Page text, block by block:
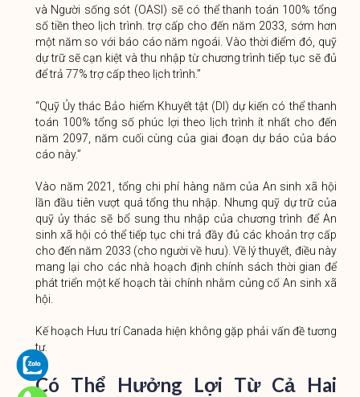
và Người sống sót (OASI) sẽ có thể thanh toán 100% tổng
số tiền theo lịch trình. trợ cấp cho đến năm 2033, sớm hơn
một năm so với báo cáo năm ngoái. Vào thời điểm đó, quỹ
dự trữ sẽ cạn kiệt và thu nhập từ chương trình tiếp tục sẽ đủ
để trả 77% trợ cấp theo lịch trình.”
“Quỹ Ủy thác Bảo hiểm Khuyết tật (DI) dự kiến ​​có thể thanh
toán 100% tổng số phúc lợi theo lịch trình ít nhất cho đến
năm 2097, năm cuối cùng của giai đoạn dự báo của báo
cáo này.”
Vào năm 2021, tổng chi phí hàng năm của An sinh xã hội
lần đầu tiên vượt quá tổng thu nhập. Nhưng quỹ dự trữ của
quỹ ủy thác sẽ bổ sung thu nhập của chương trình để An
sinh xã hội có thể tiếp tục chi trả đầy đủ các khoản trợ cấp
cho đến năm 2033 (cho người về hưu). Về lý thuyết, điều này
mang lại cho các nhà hoạch định chính sách thời gian để
phát triển một kế hoạch tài chính nhằm củng cố An sinh xã
hội.
Kế hoạch Hưu trí Canada hiện không gặp phải vấn đề tương
tự.
Có Thể Hưởng Lợi Từ Cả Hai